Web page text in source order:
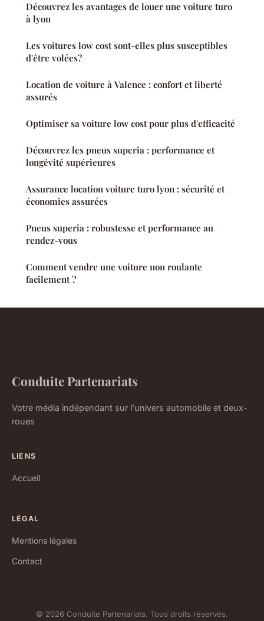
Découvrez les avantages de louer une voiture turo
à lyon
Les voitures low cost sont-elles plus susceptibles
d'être volées?
Location de voiture à Valence : confort et liberté
assurés
Optimiser sa voiture low cost pour plus d'efficacité
Découvrez les pneus superia : performance et
longévité supérieures
Assurance location voiture turo lyon : sécurité et
économies assurées
Pneus superia : robustesse et performance au
rendez-vous
Comment vendre une voiture non roulante
facilement ?
Conduite Partenariats
Votre média indépendant sur l'univers automobile et deux-
roues
LIENS
Accueil
LÉGAL
Mentions légales
Contact
© 2026 Conduite Partenariats. Tous droits réservés.